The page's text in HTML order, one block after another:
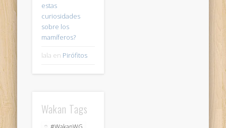
estas
curiosidades
sobre los
mamíferos?
lala en Pirófitos
Wakan Tags